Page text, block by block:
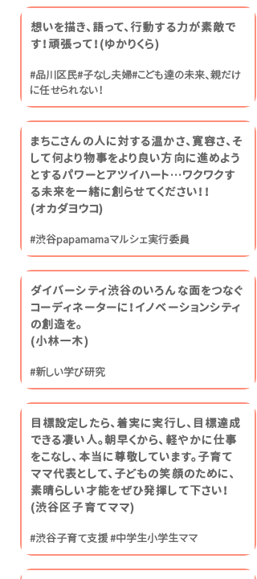
想いを描き、語って、行動する力が素敵で
す！頑張って！(ゆかりくら)
#品川区民#子なし夫婦#こども達の未来、親だけ
に任せられない！
まちこさんの人に対する温かさ、寛容さ、そ
して何より物事をより良い方向に進めよう
とするパワーとアツイハート…ワクワクす
る未来を一緒に創らせてください！！
(オカダヨウコ)
#渋谷papamamaマルシェ実行委員
ダイバーシティ渋谷のいろんな面をつなぐ
コーディネーターに！イノベーションシティ
の創造を。
(小林一木)
#新しい学び研究
目標設定したら、着実に実行し、目標達成
できる凄い人。朝早くから、軽やかに仕事
をこなし、本当に尊敬しています。子育て
ママ代表として、子どもの笑顔のために、
素晴らしい才能をぜひ発揮して下さい！
(渋谷区子育てママ)
#渋谷子育て支援 #中学生小学生ママ